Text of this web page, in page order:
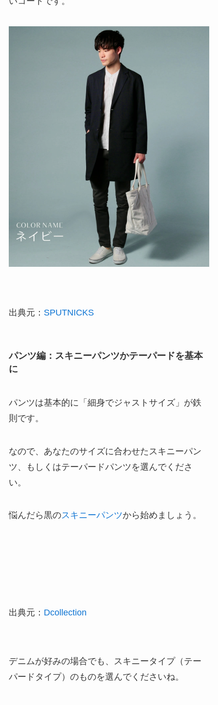
出典元： SPUTNICKS
パンツ編：スキニーパンツかテーパードを基本
に
パンツは基本的に「細身でジャストサイズ」が鉄
則です。
なので、あなたのサイズに合わせたスキニーパン
ツ、もしくはテーパードパンツを選んでくださ
い。
悩んだら黒のスキニーパンツから始めましょう。
出典元： Dcollection
デニムが好みの場合でも、スキニータイプ（テー
パードタイプ）のものを選んでくださいね。